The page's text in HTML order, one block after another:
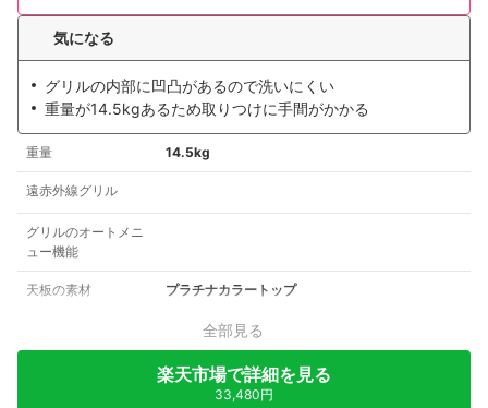
気になる
グリルの内部に凹凸があるので洗いにくい
重量が14.5kgあるため取りつけに手間がかかる
重量 14.5kg
遠赤外線グリル
グリルのオートメニ
ュー機能
天板の素材 プラチナカラートップ
全部見る
楽天市場で詳細を見る
33,480円